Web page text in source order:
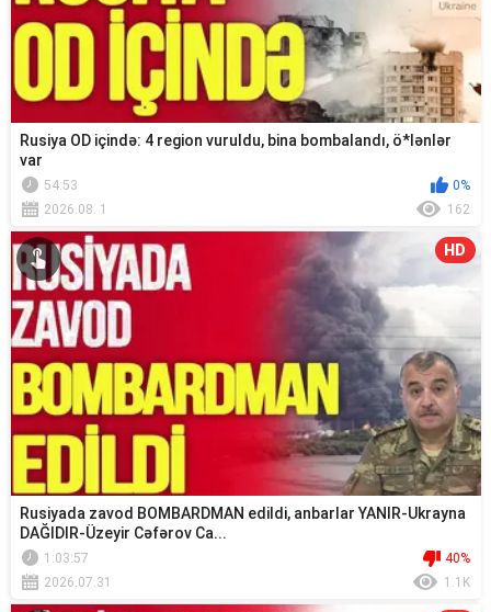
Rusiya OD içində: 4 region vuruldu, bina bombalandı, ö*lənlər
var
54:53
0%
2026.08. 1
162
HD
Rusiyada zavod BOMBARDMAN edildi, anbarlar YANIR-Ukrayna
DAĞIDIR-Üzeyir Cəfərov Ca...
1:03:57
40%
2026.07.31
1.1K